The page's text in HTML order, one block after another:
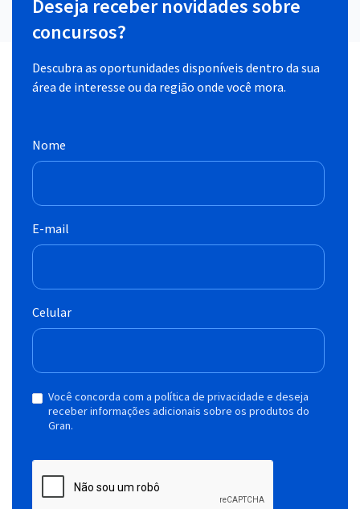
Deseja receber novidades sobre
concursos?
Descubra as oportunidades disponíveis dentro da sua
área de interesse ou da região onde você mora.
Nome
E-mail
Celular
Você concorda com a política de privacidade e deseja
receber informações adicionais sobre os produtos do
Gran.